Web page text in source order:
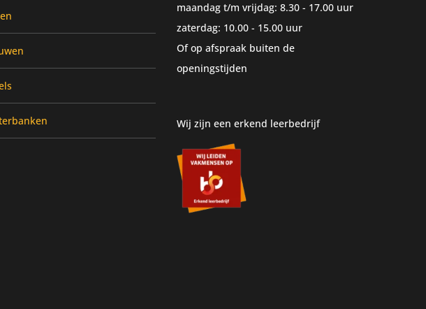
maandag t/m vrijdag: 8.30 - 17.00 uur
zaterdag: 10.00 - 15.00 uur
Of op afspraak buiten de
openingstijden
Wij zijn een erkend leerbedrijf